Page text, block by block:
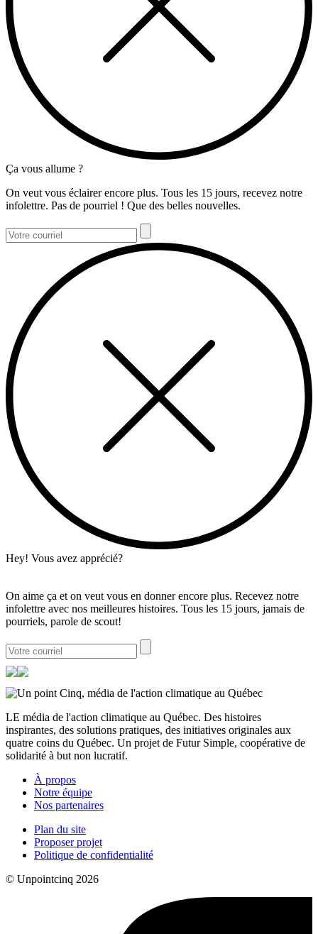
Ça vous allume ?
On veut vous éclairer encore plus. Tous les 15 jours, recevez notre
infolettre. Pas de pourriel ! Que des belles nouvelles.
Hey! Vous avez apprécié?
On aime ça et on veut vous en donner encore plus. Recevez notre
infolettre avec nos meilleures histoires. Tous les 15 jours, jamais de
pourriels, parole de scout!
LE média de l'action climatique au Québec. Des histoires
inspirantes, des solutions pratiques, des initiatives originales aux
quatre coins du Québec. Un projet de Futur Simple, coopérative de
solidarité à but non lucratif.
À propos
Notre équipe
Nos partenaires
Plan du site
Proposer projet
Politique de confidentialité
© Unpointcinq 2026